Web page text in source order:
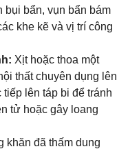
bụi bẩn, vụn bẩn bám
khe kẽ và vị trí công
Xịt hoặc thoa một
thất chuyên dụng lên
lên táp bi để tránh
tử hoặc gây loang
khăn đã thấm dung